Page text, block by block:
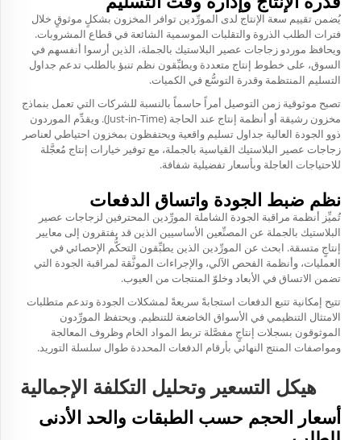
يُضمن تقييم سعة الإنتاج لدى المورِّدين توافر المخزون بشكلٍ موثوقٍ خلال
فترات الطلب الذروة والتقلبات الموسمية الشائعة في قطاع المشروبات.
ويحافظ موردو زجاجات عصير البلاستيك بالجملة، الذين أرسوا أنفسهم في
السوق، على خطوط إنتاج متعددة ويطبِّقون نظم تنبؤ بالطلب تدعم جداول
التسليم المنتظمة وقدرة التوسُّع في الكميات.
تصبح موثوقية زمن التوصيل أمراً حاسماً بالنسبة للشركات التي تعمل بنماذج
مخزون رشيقة أو أنظمة إنتاج عند الحاجة (Just-in-Time). ويقدِّم الموردون
ذوو الجودة العالية جداول تسليم واقعية ويحتفظون بمخزون احتياطي لعناصر
زجاجات عصير البلاستيك القياسية بالجملة، مع توفير خيارات إنتاج مُعجَّلة
للاحتياجات العاجلة وبأسعار تفضيلية شفافة.
نظم ضبط الجودة واتساق الدفعات
تُميِّز أنظمة مراقبة الجودة الشاملة المورِّدين المحترفين لزجاجات عصير
البلاستيك بالجملة عن المصنِّعين الأساسيين الذين قد يفتقرون إلى معايير
إنتاجٍ متسقة. ابحث عن المورِّدين الذين يطبِّقون التحكُّم الإحصائي في
العمليات، وأنظمة الفحص الآلي، والإجراءات الموثَّقة لمراقبة الجودة التي
تضمن الاتساق في الأبعاد وخلوّ المنتجات من العيوب.
تتيح إمكانية تتبع الدفعات استجابةً سريعةً لمشكلات الجودة وتدعم متطلبات
الامتثال التنظيمي في الأسواق الخاضعة للتنظيم. ويحتفظ المورِّدون
الموثوقون بسجلات إنتاجٍ مفصَّلة تربط المواد الخام وظروف المعالجة
ومواصفات المنتج النهائي بأرقام الدفعات المحددة طوال سلسلة التوريد.
هيكل التسعير وتحليل التكلفة الإجمالية
أسعار الحجم حسب الطبقات والحد الأدنى